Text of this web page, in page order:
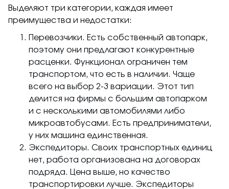
Выделяют три категории, каждая имеет
преимущества и недостатки:
Перевозчики. Есть собственный автопарк,
поэтому они предлагают конкурентные
расценки. Функционал ограничен тем
транспортом, что есть в наличии. Чаще
всего на выбор 2-3 вариации. Этот тип
делится на фирмы с большим автопарком
и с несколькими автомобилями либо
микроавтобусами. Есть предприниматели,
у них машина единственная.
Экспедиторы. Своих транспортных единиц
нет, работа организована на договорах
подряда. Цена выше, но качество
транспортировки лучше. Экспедиторы